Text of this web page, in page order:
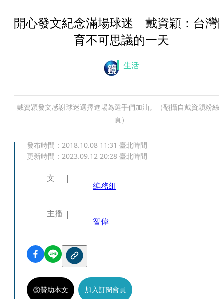
開心發文紀念滿場球迷 戴資穎：台灣
育不可思議的一天
生活
戴資穎發文感謝球迷選擇進場為選手們加油。（翻攝自戴資穎粉絲
頁）
發布時間： 2018.10.08 11:31 臺北時間
更新時間： 2023.09.12 20:28 臺北時間
文
編務組
主播
智偉
贊助本文 加入訂閱會員